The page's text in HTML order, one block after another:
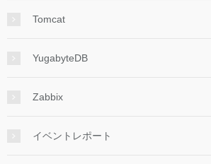
Tomcat
YugabyteDB
Zabbix
イベントレポート